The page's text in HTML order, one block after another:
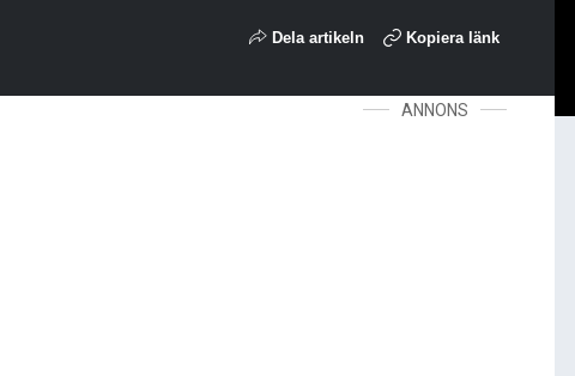
Dela artikeln Kopiera länk
ANNONS